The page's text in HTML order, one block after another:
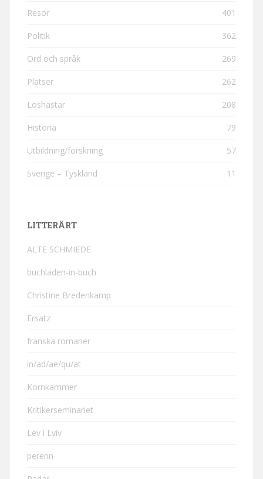
Resor 401
Politik 362
Ord och språk 269
Platser 262
Löshästar 208
Historia 79
Utbildning/forskning 57
Sverige – Tyskland 11
LITTERÄRT
ALTE SCHMIEDE
buchladen-in-buch
Christine Bredenkamp
Ersatz
franska romaner
in/ad/ae/qu/at
Kornkammer
Kritikerseminariet
Lev i Lviv
perenn